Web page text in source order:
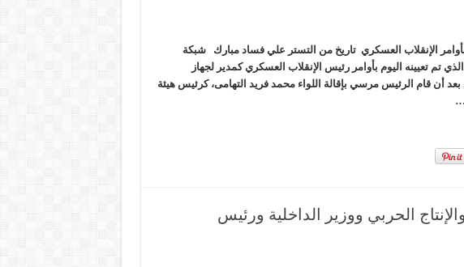
الإنقلاب العسكري تاريخ من التستر علي فساد مبارك شبكة
تم تعيينه اليوم بأوامر رئيس الإنقلاب العسكري كمدير لجهاز
بعد أن قام الرئيس مرسي بإقالة اللواء محمد فريد التهامى، كرئيس هيئة
…
الحربي ووزير الداخلية ورئيس